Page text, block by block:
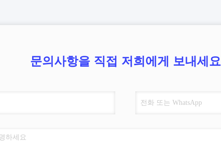
문의사항을 직접 저희에게 보내세요